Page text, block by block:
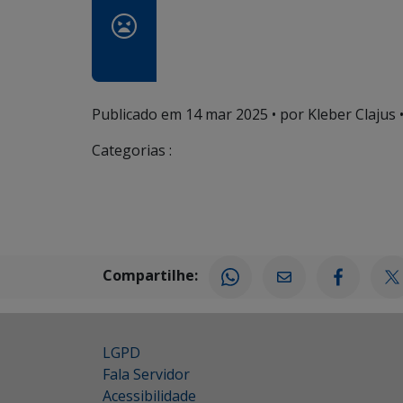
Publicado em 14 mar 2025 • por Kleber Clajus •
Categorias :
Compartilhe:
LGPD
Fala Servidor
Acessibilidade